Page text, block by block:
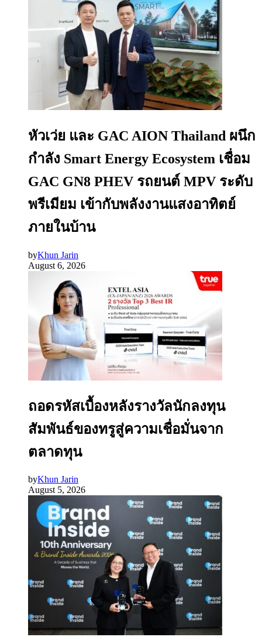
หัวเว่ย และ GAC AION Thailand ผนึก
กำลัง Smart Energy Ecosystem เชื่อม
GAC GN8 PHEV รถยนต์ MPV ระดับ
พรีเมียม เข้ากับพลังงานแสงอาทิตย์
ภายในบ้าน
byKhun Jarin
August 6, 2026
ถอดรหัสเบื้องหลังรางวัลนักลงทุน
สัมพันธ์ของทรูสู่ความเชื่อมั่นจาก
ตลาดทุน
byKhun Jarin
August 5, 2026